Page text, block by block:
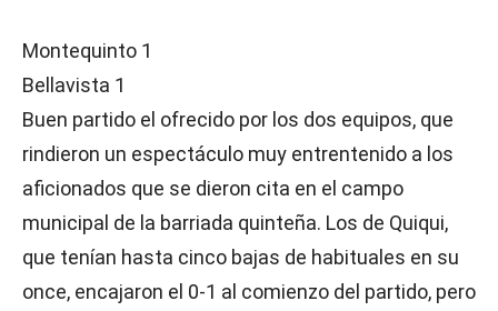
Montequinto 1
Bellavista 1
Buen partido el ofrecido por los dos equipos, que
rindieron un espectáculo muy entrentenido a los
aficionados que se dieron cita en el campo
municipal de la barriada quinteña. Los de Quiqui,
que tenían hasta cinco bajas de habituales en su
once, encajaron el 0-1 al comienzo del partido, pero